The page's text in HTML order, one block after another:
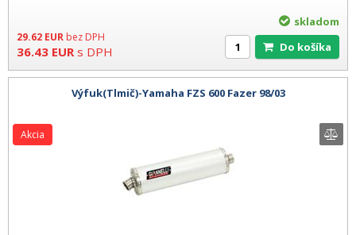
29.62 EUR bez DPH
36.43 EUR s DPH
skladom
Do košíka
Výfuk(Tlmič)-Yamaha FZS 600 Fazer 98/03
Akcia